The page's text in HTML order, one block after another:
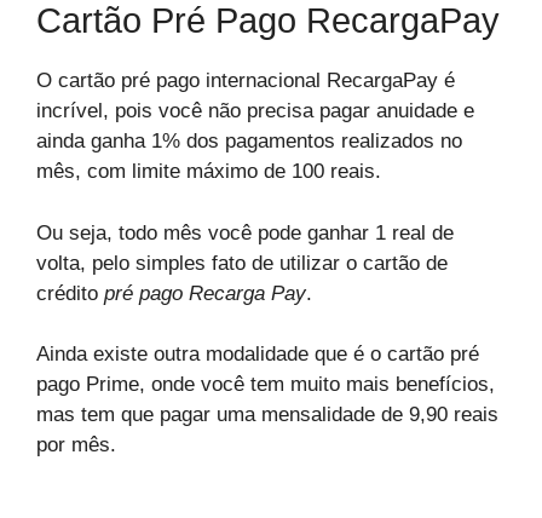
Cartão Pré Pago RecargaPay
O cartão pré pago internacional RecargaPay é
incrível, pois você não precisa pagar anuidade e
ainda ganha 1% dos pagamentos realizados no
mês, com limite máximo de 100 reais.
Ou seja, todo mês você pode ganhar 1 real de
volta, pelo simples fato de utilizar o cartão de
crédito pré pago Recarga Pay.
Ainda existe outra modalidade que é o cartão pré
pago Prime, onde você tem muito mais benefícios,
mas tem que pagar uma mensalidade de 9,90 reais
por mês.